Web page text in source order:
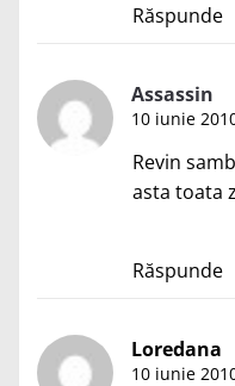
Răspunde
Assassin
10 iunie
Revin
asta toata
Răspunde
Loredana
10 iunie